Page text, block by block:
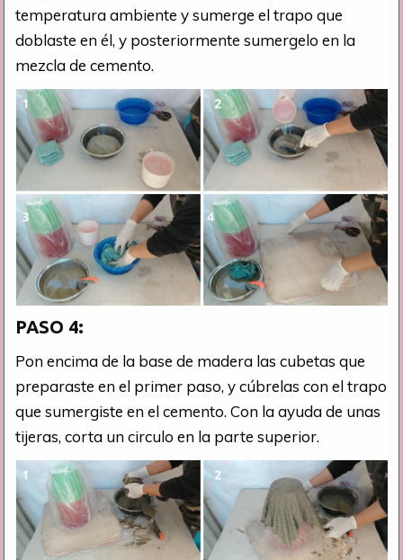
temperatura ambiente y sumerge el trapo que
doblaste en él, y posteriormente sumergelo en la
mezcla de cemento.
PASO 4:
Pon encima de la base de madera las cubetas que
preparaste en el primer paso, y cúbrelas con el trapo
que sumergiste en el cemento. Con la ayuda de unas
tijeras, corta un circulo en la parte superior.